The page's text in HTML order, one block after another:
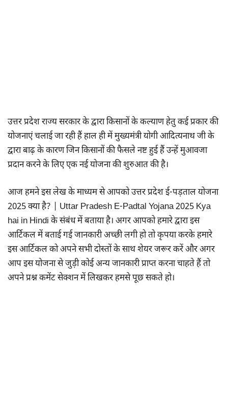
उत्तर प्रदेश राज्य सरकार के द्वारा किसानों के कल्याण हेतु कई प्रकार की
योजनाएं चलाई जा रही हैं हाल ही में मुख्यमंत्री योगी आदित्यनाथ जी के
द्वारा बाढ़ के कारण जिन किसानों की फैसले नष्ट हुई हैं उन्हें मुआवजा
प्रदान करने के लिए एक नई योजना की शुरुआत की है।
आज हमने इस लेख के माध्यम से आपको उत्तर प्रदेश ई-पड़ताल योजना
2025 क्या है? | Uttar Pradesh E-Padtal Yojana 2025 Kya
hai in Hindi के संबंध में बताया है। अगर आपको हमारे द्वारा इस
आर्टिकल में बताई गई जानकारी अच्छी लगी हो तो कृपया करके हमारे
इस आर्टिकल को अपने सभी दोस्तों के साथ शेयर जरूर करें और अगर
आप इस योजना से जुड़ी कोई अन्य जानकारी प्राप्त करना चाहते हैं तो
अपने प्रश्न कमेंट सेक्शन में लिखकर हमसे पूछ सकते हो।